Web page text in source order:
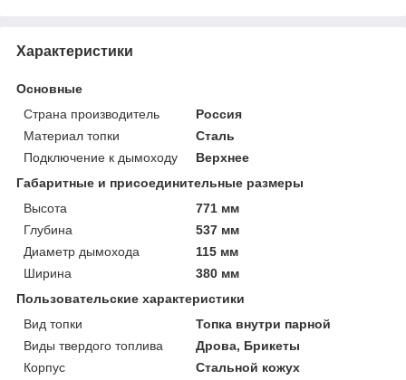
Характеристики
Основные
Страна производитель
Россия
Материал топки
Сталь
Подключение к дымоходу
Верхнее
Габаритные и присоединительные размеры
Высота
771 мм
Глубина
537 мм
Диаметр дымохода
115 мм
Ширина
380 мм
Пользовательские характеристики
Вид топки
Топка внутри парной
Виды твердого топлива
Дрова, Брикеты
Корпус
Стальной кожух